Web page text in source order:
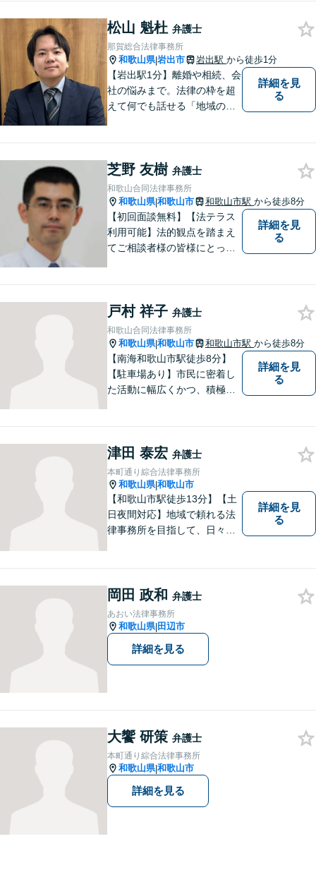
日・オンライン相談OK（要予
約）｜丁寧な報告とスピード
対応で安心をお届けします
松山 魁杜 弁護士
那賀総合法律事務所
和歌山県|岩出市 岩出駅 から徒歩1分
【岩出駅1分】離婚や相続、会
社の悩みまで。法律の枠を超
えて何でも話せる「地域のか
育ちの私が丁寧にサポートし
ます。【丁寧なヒアリング】
【休日や夜間相談も柔軟に対
応】
詳細を見
る
芝野 友樹 弁護士
和歌山合同法律事務所
和歌山県|和歌山市 和歌山市駅 から徒歩8分
【初回面談無料】【法テラス
利用可能】法的観点を踏まえ
てご相談者様の皆様にとって
【当日／夜間／応相談】お悩
み事がございましたら、お気
軽にご相談下さい。
詳細を見
る
戸村 祥子 弁護士
和歌山合同法律事務所
和歌山県|和歌山市 和歌山市駅 から徒歩8分
【南海和歌山市駅徒歩8分】
【駐車場あり】市民に密着し
た活動に幅広くかつ、積極的
く対応可能。【地域に根ざし
た弁護士】法律トラブルでお
悩みの方は、お気軽にご相談
ください。
詳細を見
る
津田 泰宏 弁護士
本町通り綜合法律事務所
和歌山県|和歌山市
【和歌山市駅徒歩13分】【土
日夜間対応】地域で頼れる法
律事務所を目指して、日々尽
能です。まずはお気軽にご相
談ください。
詳細を見
る
岡田 政和 弁護士
あおい法律事務所
和歌山県|田辺市
詳細を見る
大饗 研策 弁護士
本町通り綜合法律事務所
和歌山県|和歌山市
詳細を見る